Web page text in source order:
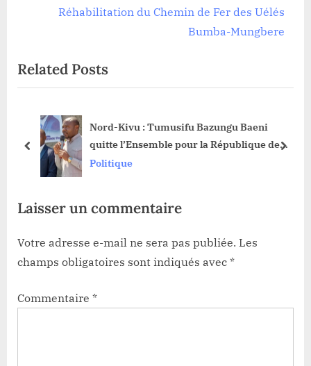
l’article
u
s
s
P
o
Réhabilitation du Chemin de Fer des Uélés
Bumba-Mungbere
Related Posts
Nord-Kivu : Tumusifu Bazungu Baeni
quitte l’Ensemble pour la République de
Katumbi et rejoint le RCD-KML
Politique
prev next
Laisser un commentaire
Votre adresse e-mail ne sera pas publiée. Les
champs obligatoires sont indiqués avec *
Commentaire *